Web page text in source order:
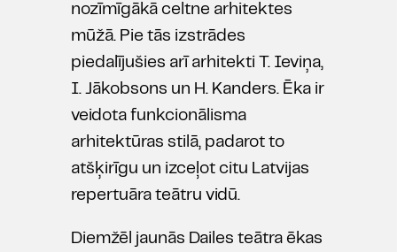
nozīmīgākā celtne arhitektes
mūžā. Pie tās izstrādes
piedalījušies arī arhitekti T. Ieviņa,
I. Jākobsons un H. Kanders. Ēka ir
veidota funkcionālisma
arhitektūras stilā, padarot to
atšķirīgu un izceļot citu Latvijas
repertuāra teātru vidū.
Diemžēl jaunās Dailes teātra ēkas